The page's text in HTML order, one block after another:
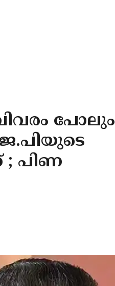
പോലും
; പിണ